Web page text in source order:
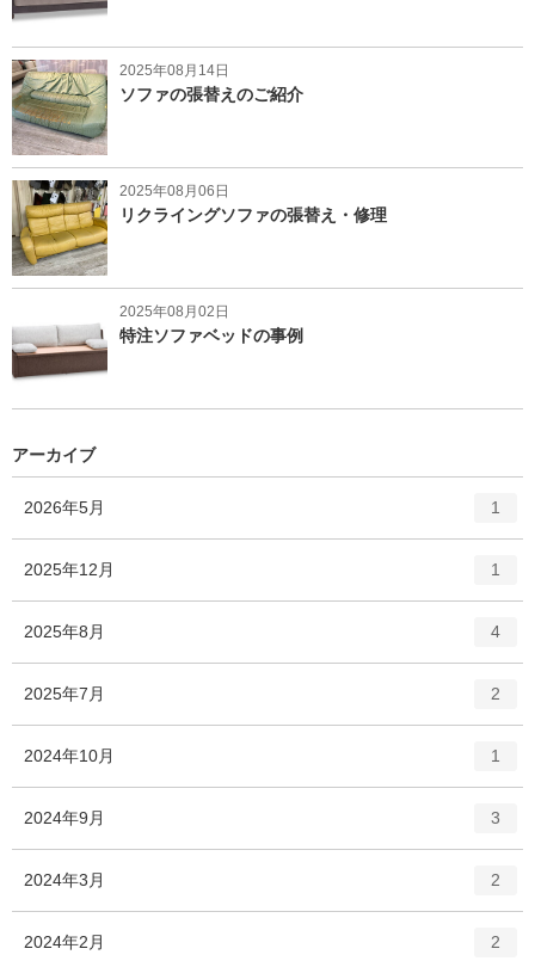
2025年08月14日
ソファの張替えのご紹介
2025年08月06日
リクライングソファの張替え・修理
2025年08月02日
特注ソファベッドの事例
アーカイブ
2026年5月
リ
ー
1
2025年12月
ー
1
2025年8月
ー
数
4
2025年7月
リ
ー
2
2024年10月
ー
1
2024年9月
ー
3
2024年3月 2
2024年2月 2